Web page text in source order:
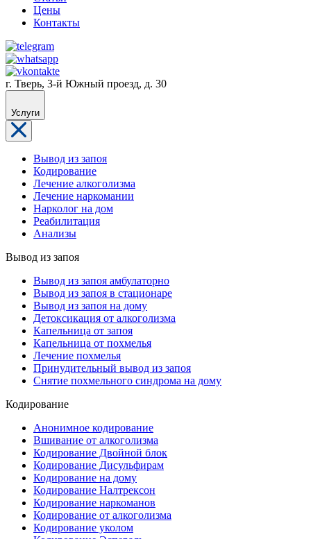
Цены
Контакты
г. Тверь, 3-й Южный проезд, д. 30
Услуги
Вывод из запоя
Кодирование
Лечение алкоголизма
Лечение наркомании
Нарколог на дом
Реабилитация
Анализы
Вывод из запоя
Вывод из запоя амбулаторно
Вывод из запоя в стационаре
Вывод из запоя на дому
Детоксикация от алкоголизма
Капельница от запоя
Капельница от похмелья
Лечение похмелья
Принудительный вывод из запоя
Снятие похмельного синдрома на дому
Кодирование
Анонимное кодирование
Вшивание от алкоголизма
Кодирование Двойной блок
Кодирование Дисульфирам
Кодирование на дому
Кодирование Налтрексон
Кодирование наркоманов
Кодирование от алкоголизма
Кодирование уколом